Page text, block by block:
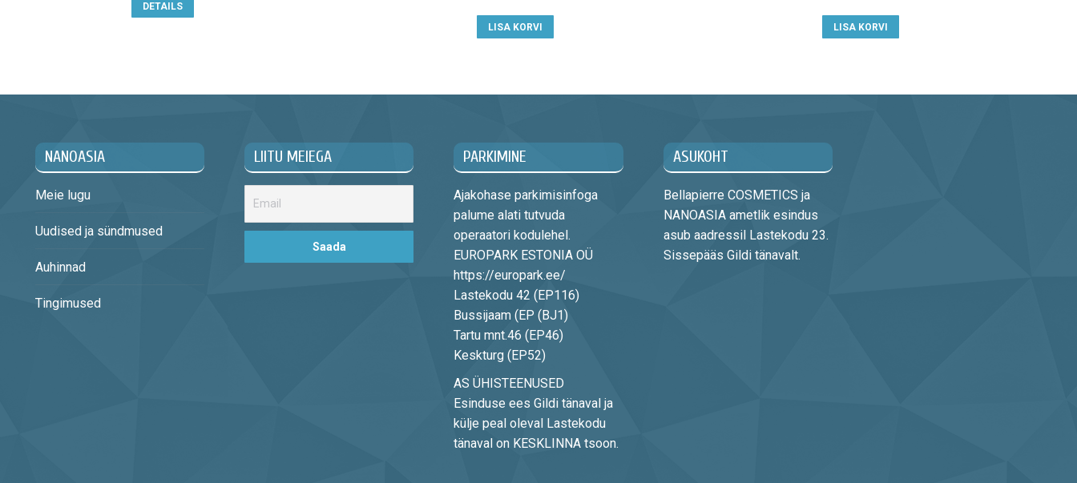
DETAILS
LISA KORVI LISA KORVI
NANOASIA
Meie lugu
Uudised ja sündmused
Auhinnad
Tingimused
LIITU MEIEGA PARKIMINE
Ajakohase parkimisinfoga
palume alati tutvuda
operaatori kodulehel.
EUROPARK ESTONIA OÜ
https://europark.ee/
Lastekodu 42 (EP116)
Bussijaam (EP (BJ1)
Tartu mnt.46 (EP46)
Keskturg (EP52)
AS ÜHISTEENUSED
Esinduse ees Gildi tänaval ja
külje peal oleval Lastekodu
tänaval on KESKLINNA tsoon.
ASUKOHT
Bellapierre COSMETICS ja
NANOASIA ametlik esindus
asub aadressil Lastekodu 23.
Sissepääs Gildi tänavalt.